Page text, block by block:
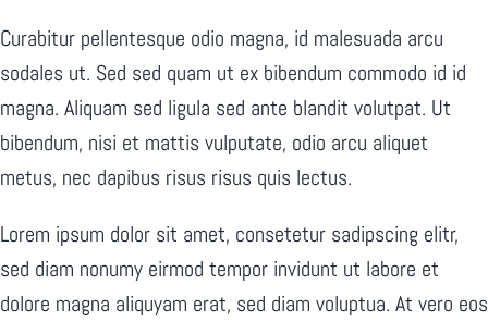
Curabitur pellentesque odio magna, id malesuada arcu
sodales ut. Sed sed quam ut ex bibendum commodo id id
magna. Aliquam sed ligula sed ante blandit volutpat. Ut
bibendum, nisi et mattis vulputate, odio arcu aliquet
metus, nec dapibus risus risus quis lectus.
Lorem ipsum dolor sit amet, consetetur sadipscing elitr,
sed diam nonumy eirmod tempor invidunt ut labore et
dolore magna aliquyam erat, sed diam voluptua. At vero eos